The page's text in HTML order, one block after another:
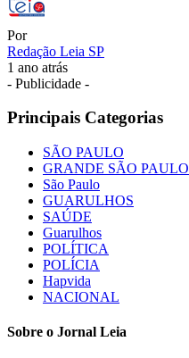
Por
Redação Leia SP
1 ano atrás
- Publicidade -
Principais Categorias
SÃO PAULO
GRANDE SÃO PAULO
São Paulo
GUARULHOS
SAÚDE
Guarulhos
POLÍTICA
POLÍCIA
Hapvida
NACIONAL
Sobre o Jornal Leia